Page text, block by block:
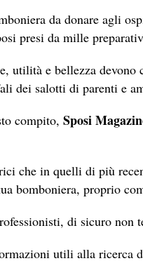
da donare agli
presi da mille
utilità e bellezza
dei salotti di parenti e
compito, Sposi
che in quelli di più
bomboniera, proprio
di sicuro non
utili alla ricerca